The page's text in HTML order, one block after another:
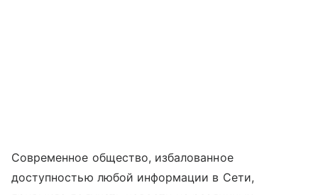
Современное общество, избалованное
доступностью любой информации в Сети,